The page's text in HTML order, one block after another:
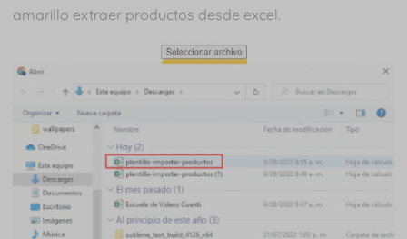
amarillo extraer productos desde excel.